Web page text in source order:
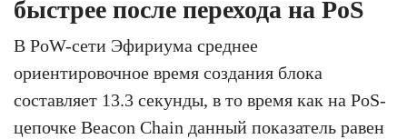
быстрее после перехода на PoS
В PoW-сети Эфириума среднее
ориентировочное время создания блока
составляет 13.3 секунды, в то время как на PoS-
цепочке Beacon Chain данный показатель равен